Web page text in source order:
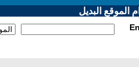
الموقع البديل